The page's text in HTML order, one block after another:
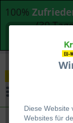
100%
(30
Diese Website
Websites für